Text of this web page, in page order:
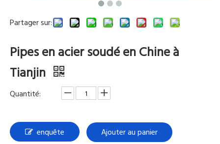
Partager sur:
Pipes en acier soudé en Chine à
Tianjin
Quantité:
enquête Ajouter au panier